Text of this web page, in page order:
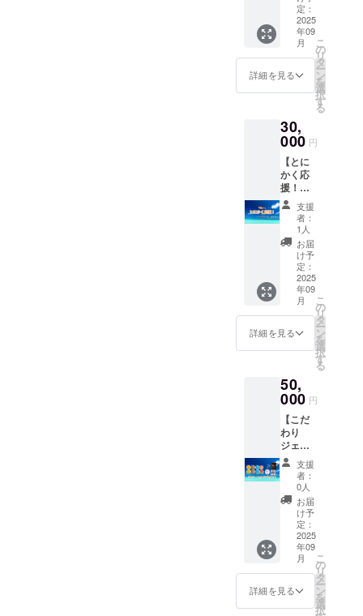
父が残
したイ
タリア
製ジェ
ラート
マシン
を使
い、ひ
とつ丁
寧に作
り上げ
た濃厚
なジェ
ラート
をお届
けしま
す。
「セッ
ト内
容」
100ml
カップ×
８個
「名
称」 ア
イスミ
ルク
「原材
料名」
奄美塩
ジェ
ラー
ト：牛
乳、グ
ラ
ニュー
糖、生
クリー
ム、脱
脂粉
乳、海
塩/安定
定：
2025
年09
月
詳細を見る
こ
の
リ
タ
ー
ン
を
選
択
す
る
30,
000 円
【とに
かく応
援！・
30000
円】 感
謝の気
持ちを
込め
て、
オー
ナーか
らお礼
のメッ
セージ
を送ら
せてい
ます。
可能な
方は備
考欄に
てお名
前を教
えてい
ただけ
れば幸
いで
す。 こ
のリ
ターン
は3000
円・そ
の他の
とにか
支援
者：
1人
お届
け予
定：
2025
年09
月
詳細を見る
こ
の
リ
タ
ー
ン
を
選
択
す
る
50,
000 円
【こだ
わり
ジェ
ラート
とグッ
ズ沢山
セッ
ト】 ・
こだわ
りジェ
ラート
・クラ
ファン
オリジ
ナルマ
支援
者：
0人
お届
け予
定：
2025
年09
月
詳細を見る
こ
の
リ
タ
ー
ン
を
選
択